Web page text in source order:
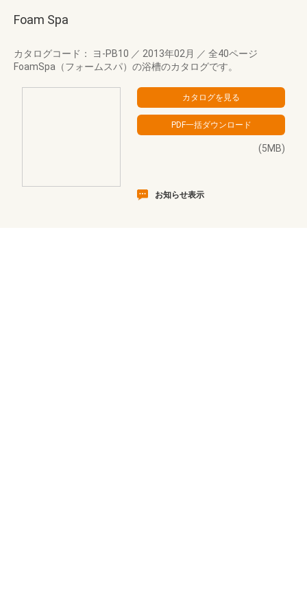
Foam Spa
カタログコード： ヨ-PB10 ／ 2013年02月 ／ 全40ページ
FoamSpa（フォームスパ）の浴槽のカタログです。
(5MB)
お知らせ表示